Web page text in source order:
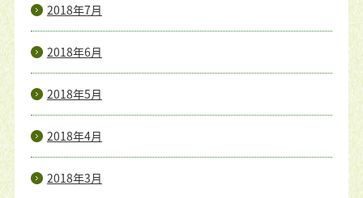
2018年7月
2018年6月
2018年5月
2018年4月
2018年3月